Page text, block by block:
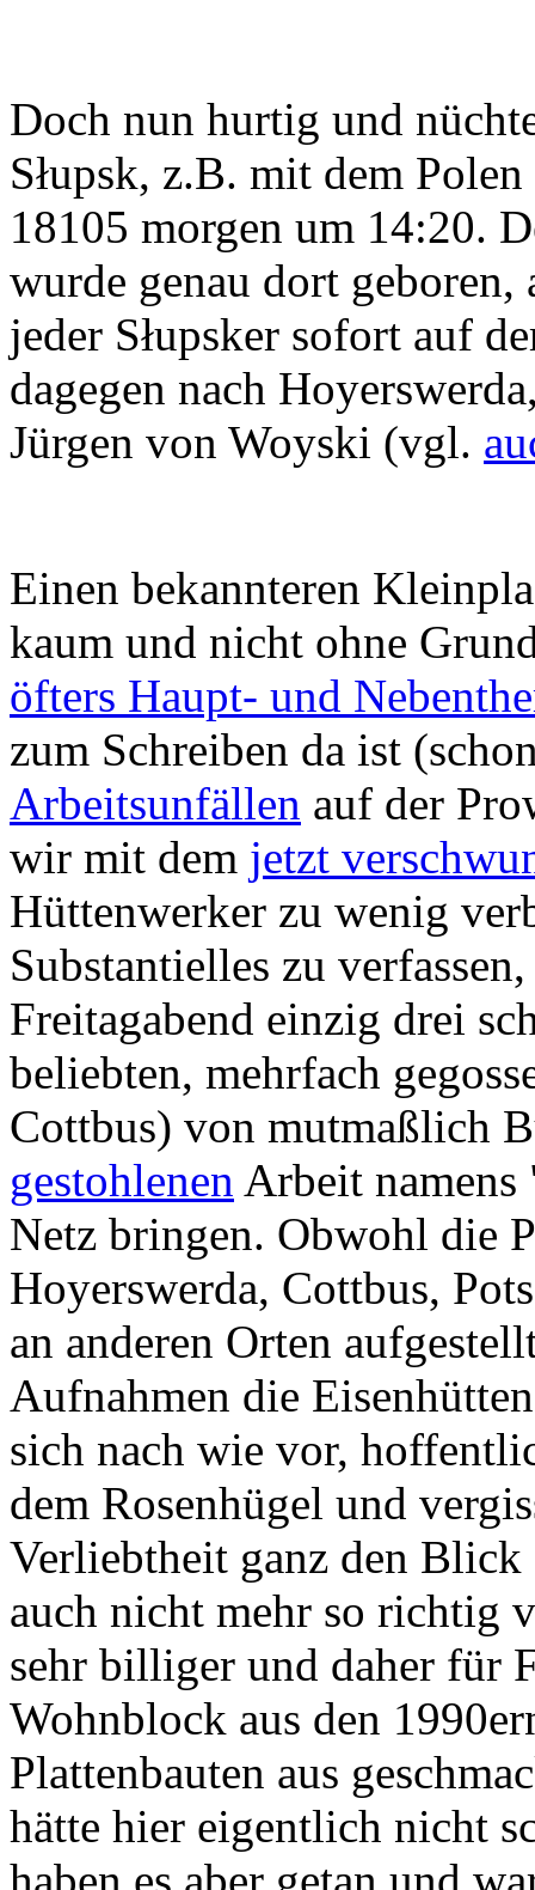
Doch nun hurtig und
Słupsk, z.B. mit dem
18105 morgen um 14:20.
wurde genau dort
jeder Słupsker sofort auf
dagegen nach
Jürgen von Woyski (vgl.
Einen bekannteren
kaum und nicht ohne
öfters Haupt- und
zum Schreiben da ist
Arbeitsunfällen auf der
wir mit dem jetzt
Hüttenwerker zu wenig
Substantielles zu
Freitagabend einzig drei
beliebten, mehrfach
Cottbus) von mutmaßlich
gestohlenen Arbeit
Netz bringen. Obwohl die
Hoyerswerda, Cottbus,
an anderen Orten
Aufnahmen die
sich nach wie vor,
dem Rosenhügel und
Verliebtheit ganz den
auch nicht mehr so richtig
sehr billiger und daher für
Wohnblock aus den
Plattenbauten aus
hätte hier eigentlich nicht
haben es aber getan und